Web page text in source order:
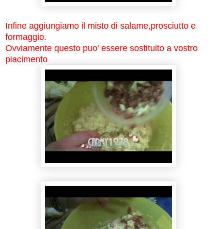
Infine aggiungiamo il misto di salame,prosciutto e
formaggio.
Ovviamente questo puo' essere sostituito a vostro
piacimento